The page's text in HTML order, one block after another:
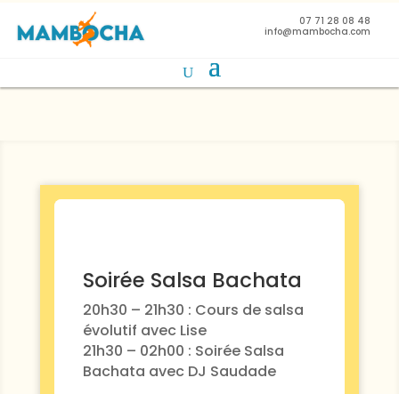
07 71 28 08 48
info@mambocha.com
Soirée Salsa Bachata
20h30 – 21h30 : Cours de salsa
évolutif avec Lise
21h30 – 02h00 : Soirée Salsa
Bachata avec DJ Saudade